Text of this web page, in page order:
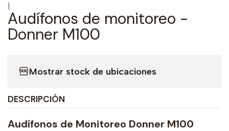
|
Audífonos de monitoreo -
Donner M100
Mostrar stock de ubicaciones
DESCRIPCIÓN
Audífonos de Monitoreo Donner M100